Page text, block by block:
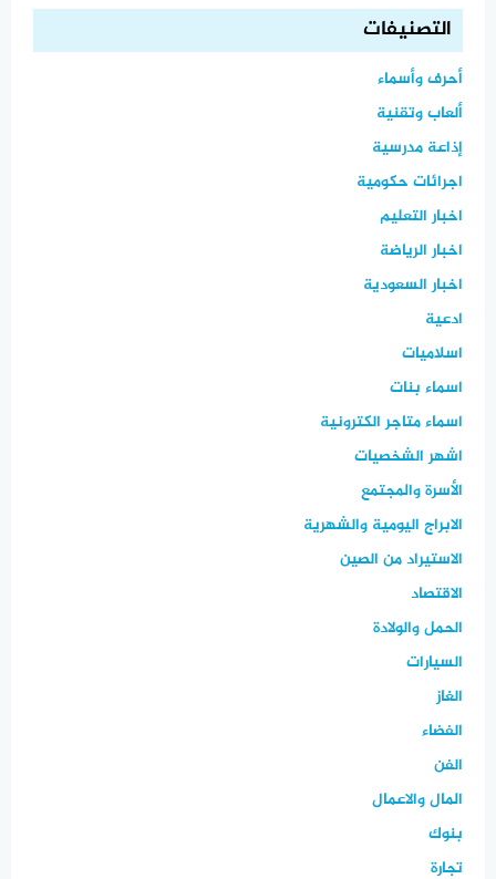
التصنيفات
أحرف وأسماء
ألعاب وتقنية
إذاعة مدرسية
اجرائات حكومية
اخبار التعليم
اخبار الرياضة
اخبار السعودية
ادعية
اسلاميات
اسماء بنات
اسماء متاجر الكترونية
اشهر الشخصيات
الأسرة والمجتمع
الابراج اليومية والشهرية
الاستيراد من الصين
الاقتصاد
الحمل والولادة
السيارات
الغاز
الفضاء
الفن
المال والاعمال
بنوك
تجارة